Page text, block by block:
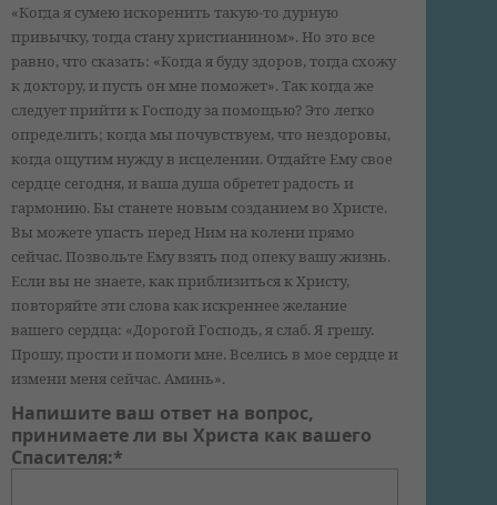
«Когда я сумею искоренить такую-то дурную
привычку, тогда стану христианином». Но это все
равно, что сказать: «Когда я буду здоров, тогда схожу
к доктору, и пусть он мне поможет». Так когда же
следует прийти к Господу за помощью? Это легко
определить; когда мы почувствуем, что нездоровы,
когда ощутим нужду в исцелении. Отдайте Ему свое
сердце сегодня, и ваша душа обретет радость и
гармонию. Бы станете новым созданием во Христе.
Вы можете упасть перед Ним на колени прямо
сейчас. Позвольте Ему взять под опеку вашу жизнь.
Если вы не знаете, как приблизиться к Христу,
повторяйте эти слова как искреннее желание
вашего сердца: «Дорогой Господь, я слаб. Я грешу.
Прошу, прости и помоги мне. Вселись в мое сердце и
измени меня сейчас. Аминь».
Напишите ваш ответ на вопрос,
принимаете ли вы Христа как вашего
Спасителя:*